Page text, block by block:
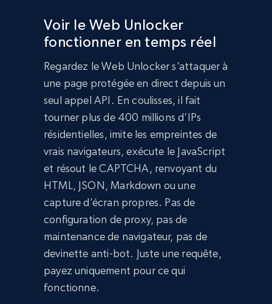
Voir le Web Unlocker
fonctionner en temps réel
Regardez le Web Unlocker s’attaquer à
une page protégée en direct depuis un
seul appel API. En coulisses, il fait
tourner plus de 400 millions d’IPs
résidentielles, imite les empreintes de
vrais navigateurs, exécute le JavaScript
et résout le CAPTCHA, renvoyant du
HTML, JSON, Markdown ou une
capture d’écran propres. Pas de
configuration de proxy, pas de
maintenance de navigateur, pas de
devinette anti-bot. Juste une requête,
payez uniquement pour ce qui
fonctionne.